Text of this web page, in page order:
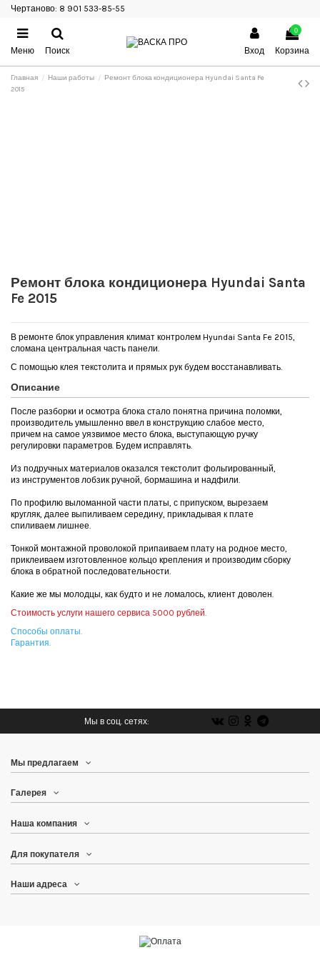
Чертаново: 8 901 533-85-55
Меню Поиск Вход
0
Корзина
Главная Наши работы
Ремонт блока кондиционера Hyundai Santa Fe
2015
Ремонт блока кондиционера Hyundai Santa
Fe 2015
В ремонте блок управления климат контролем Hyundai Santa Fe 2015,
сломана центральная часть панели.
С помощью клея текстолита и прямых рук будем восстанавливать.
Описание
После разборки и осмотра блока стало понятна причина поломки,
производитель умышленно ввел в конструкцию слабое место,
причем на самое уязвимое место блока, выступающую ручку
регулировки параметров. Будем исправлять.
Из подручных материалов оказался текстолит фольгированный,
из инструментов лобзик ручной, бормашина и надфили.
По профилю выломанной части платы, с припуском, вырезаем
кругляк, далее выпиливаем середину, прикладывая к плате
спиливаем лишнее.
Тонкой монтажной проволокой припаиваем плату на родное место,
приклеиваем изготовленное кольцо крепления и производим сборку
блока в обратной последовательности.
Какие же мы молодцы, как будто и не ломалось, клиент доволен.
Стоимость услуги нашего сервиса 5000 рублей.
Способы оплаты.
Гарантия.
Мы в соц. сетях:
Мы предлагаем
Галерея
Наша компания
Для покупателя
Наши адреса